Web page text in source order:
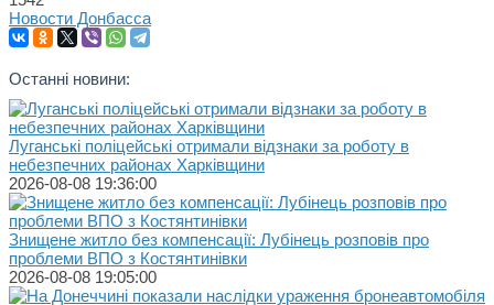
Новости Донбасса
Останні новини:
Луганські поліцейські отримали відзнаки за роботу в
небезпечних районах Харківщини
2026-08-08 19:36:00
Знищене житло без компенсації: Лубінець розповів про
проблеми ВПО з Костянтинівки
2026-08-08 19:05:00